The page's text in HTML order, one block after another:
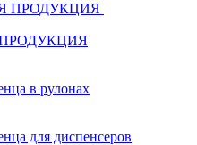
ПРОДУКЦИЯ
в рулонах
для диспенсеров